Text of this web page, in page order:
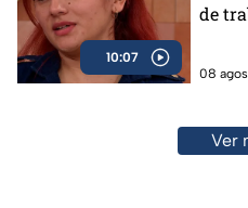
10:07
de
08
Ver